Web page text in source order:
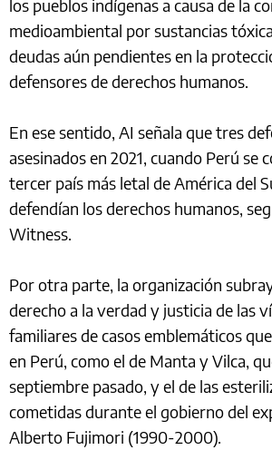
los pueblos indígenas a causa de la
medioambiental por sustancias
deudas aún pendientes en la
defensores de derechos humanos.
En ese sentido, AI señala que tres
asesinados en 2021, cuando Perú se
tercer país más letal de América del
defendían los derechos humanos,
Witness.
Por otra parte, la organización
derecho a la verdad y justicia de las
familiares de casos emblemáticos
en Perú, como el de Manta y Vilca,
septiembre pasado, y el de las
cometidas durante el gobierno del
Alberto Fujimori (1990-2000).